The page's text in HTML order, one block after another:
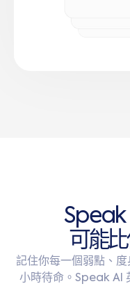
Speak
可 能比
記住你每一個弱點、
小時待命。Speak AI